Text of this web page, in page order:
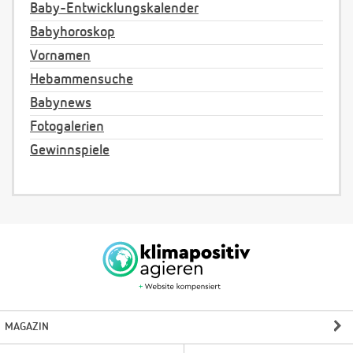
Baby-Entwicklungskalender
Babyhoroskop
Vornamen
Hebammensuche
Babynews
Fotogalerien
Gewinnspiele
MAGAZIN